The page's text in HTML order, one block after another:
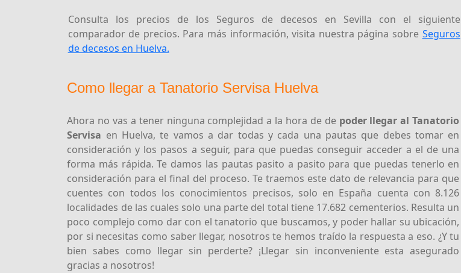
Consulta los precios de los Seguros de decesos en Sevilla con el siguiente
comparador de precios. Para más información, visita nuestra página sobre Seguros
de decesos en Huelva.
Como llegar a Tanatorio Servisa Huelva
Ahora no vas a tener ninguna complejidad a la hora de de poder llegar al Tanatorio
Servisa en Huelva, te vamos a dar todas y cada una pautas que debes tomar en
consideración y los pasos a seguir, para que puedas conseguir acceder a el de una
forma más rápida. Te damos las pautas pasito a pasito para que puedas tenerlo en
consideración para el final del proceso. Te traemos este dato de relevancia para que
cuentes con todos los conocimientos precisos, solo en España cuenta con 8.126
localidades de las cuales solo una parte del total tiene 17.682 cementerios. Resulta un
poco complejo como dar con el tanatorio que buscamos, y poder hallar su ubicación,
por si necesitas como saber llegar, nosotros te hemos traído la respuesta a eso. ¿Y tu
bien sabes como llegar sin perderte? ¡Llegar sin inconveniente esta asegurado
gracias a nosotros!